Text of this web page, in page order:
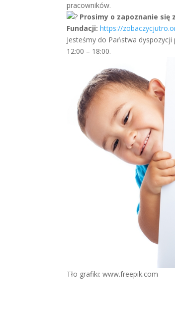
pracowników.
Prosimy o zapoznanie
Fundacji: https://
Jesteśmy do Państwa
12:00 – 18:00.
Tło grafiki: www.freepik.com